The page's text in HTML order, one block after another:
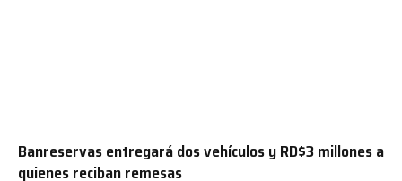
Banreservas entregará dos vehículos y RD$3 millones a
quienes reciban remesas